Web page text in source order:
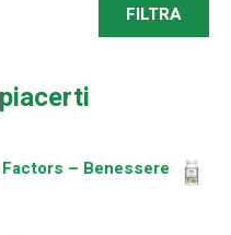
Min
FILTRA
– Benessere